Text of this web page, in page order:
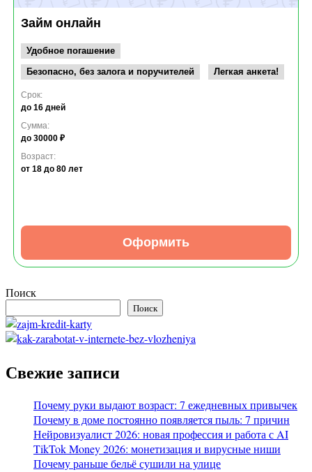
Займ онлайн
Удобное погашение
Безопасно, без залога и поручителей
Легкая анкета!
Срок:
до 16 дней
Сумма:
до 30000 ₽
Возраст:
от 18 до 80 лет
Оформить
Поиск
Поиск
Свежие записи
Почему руки выдают возраст: 7 ежедневных привычек
Почему в доме постоянно появляется пыль: 7 причин
Нейровизуалист 2026: новая профессия и работа с AI
TikTok Money 2026: монетизация и вирусные ниши
Почему раньше бельё сушили на улице